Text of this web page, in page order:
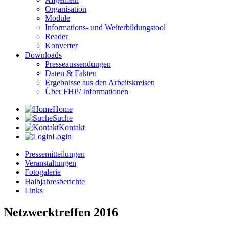
Organisation
Module
Informations- und Weiterbildungstool
Reader
Konverter
Downloads
Presseaussendungen
Daten & Fakten
Ergebnisse aus den Arbeitskreisen
Über FHP/ Informationen
Home
Suche
Kontakt
Login
Pressemitteilungen
Veranstaltungen
Fotogalerie
Halbjahresberichte
Links
Netzwerktreffen 2016